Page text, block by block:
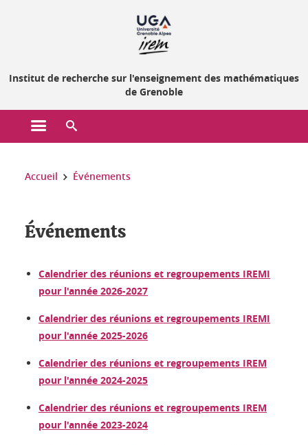
Institut de recherche sur l'enseignement des mathématiques
de Grenoble
Ouvrir le menu principal
Vous êtes ici :
Accueil Événements
Événements
Calendrier des réunions et regroupements IREMI
pour l'année 2026-2027
Calendrier des réunions et regroupements IREMI
pour l'année 2025-2026
Calendrier des réunions et regroupements IREM
pour l'année 2024-2025
Calendrier des réunions et regroupements IREM
pour l'année 2023-2024